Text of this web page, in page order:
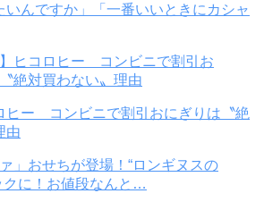
いんですか」「一番いいときにカシャ
ヒー コンビニで割引おにぎりは〝絶
由